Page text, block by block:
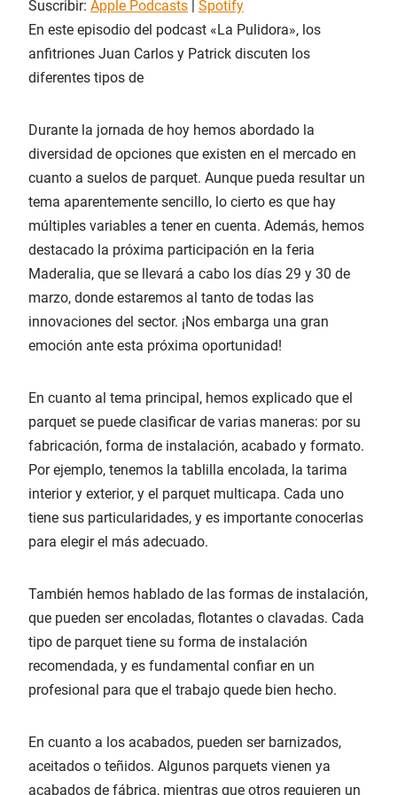
c
i
r
p
s
o
d
i
o
INCRUST
AR
Suscribir: Apple Podcasts
Spotify
En este episodio del podcast «La Pulidora», los
anfitriones Juan Carlos y Patrick discuten los
diferentes tipos de
Durante la jornada de hoy hemos abordado la
diversidad de opciones que existen en el mercado en
cuanto a suelos de parquet. Aunque pueda resultar un
tema aparentemente sencillo, lo cierto es que hay
múltiples variables a tener en cuenta. Además, hemos
destacado la próxima participación en la feria
Maderalia, que se llevará a cabo los días 29 y 30 de
marzo, donde estaremos al tanto de todas las
innovaciones del sector. ¡Nos embarga una gran
emoción ante esta próxima oportunidad!
En cuanto al tema principal, hemos explicado que el
parquet se puede clasificar de varias maneras: por su
fabricación, forma de instalación, acabado y formato.
Por ejemplo, tenemos la tablilla encolada, la tarima
interior y exterior, y el parquet multicapa. Cada uno
tiene sus particularidades, y es importante conocerlas
para elegir el más adecuado.
También hemos hablado de las formas de instalación,
que pueden ser encoladas, flotantes o clavadas. Cada
tipo de parquet tiene su forma de instalación
recomendada, y es fundamental confiar en un
profesional para que el trabajo quede bien hecho.
En cuanto a los acabados, pueden ser barnizados,
aceitados o teñidos. Algunos parquets vienen ya
acabados de fábrica, mientras que otros requieren un